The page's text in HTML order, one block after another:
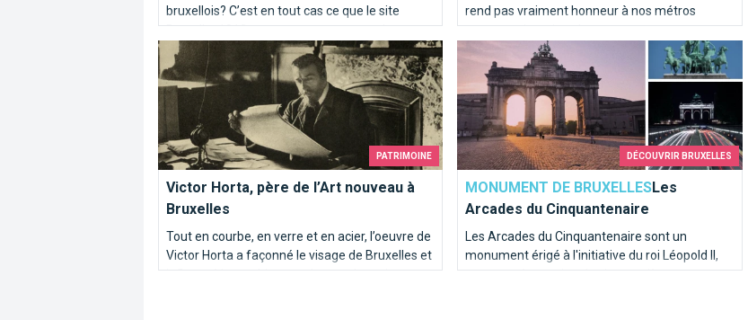
bruxellois? C’est en tout cas ce que le site
Bruxelles1812.org va vous permettre de
vérifier. C’est un peu un Facebook du début du
19ème siècle ! Un site pour les généalogistes et
les curieux.
rend pas vraiment honneur à nos métros
pourtant si pratique !
PATRIMOINE
Victor Horta, père de l’Art nouveau à
Bruxelles
Tout en courbe, en verre et en acier, l’oeuvre de
Victor Horta a façonné le visage de Bruxelles et
influencé les architectes du monde entier.
Victor Horta, père de l’Art nouveau à Bruxelles
DÉCOUVRIR BRUXELLES
MONUMENT DE BRUXELLESLes
Arcades du Cinquantenaire
Les Arcades du Cinquantenaire sont un
monument érigé à l'initiative du roi Léopold II,
en commémoration du cinquantième
Les Arcades du Cinquantenaire